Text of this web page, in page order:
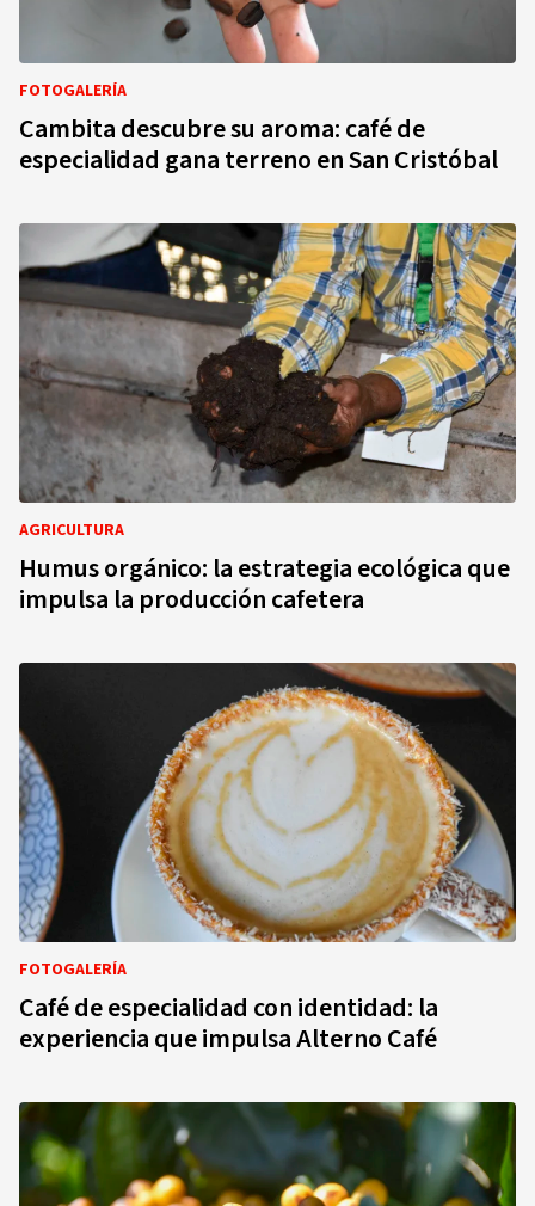
FOTOGALERÍA
Cambita descubre su aroma: café de
especialidad gana terreno en San Cristóbal
AGRICULTURA
Humus orgánico: la estrategia ecológica que
impulsa la producción cafetera
FOTOGALERÍA
Café de especialidad con identidad: la
experiencia que impulsa Alterno Café